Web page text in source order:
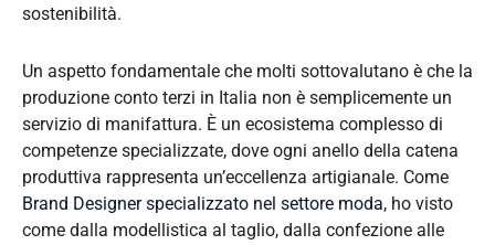
sostenibilità.
Un aspetto fondamentale che molti sottovalutano è che la
produzione conto terzi in Italia non è semplicemente un
servizio di manifattura. È un ecosistema complesso di
competenze specializzate, dove ogni anello della catena
produttiva rappresenta un’eccellenza artigianale. Come
Brand Designer specializzato nel settore moda, ho visto
come dalla modellistica al taglio, dalla confezione alle